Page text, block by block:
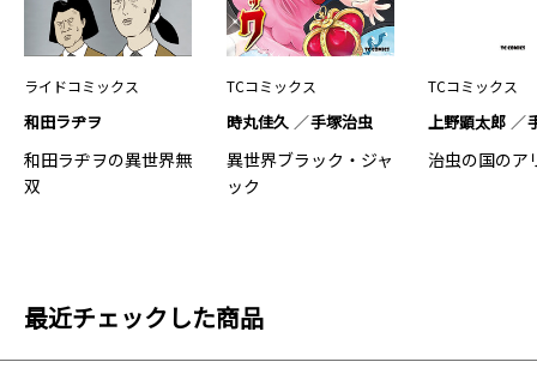
ライドコミックス
和田ラヂヲ
和田ラヂヲの異世界無
双
TCコミックス
時丸佳久 手塚治虫
異世界ブラック・ジャ
ック
TCコミックス
上野顕太郎
治虫の国のア
最近チェックした商品